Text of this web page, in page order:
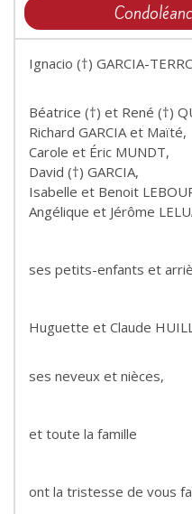
Ignacio (†) GARCIA-
Béatrice (†) et René (†)
Richard GARCIA et Maïté,
Carole et Éric MUNDT,
David (†) GARCIA,
Isabelle et Benoit
Angélique et Jérôme
ses petits-enfants et
Huguette et Claude
ses neveux et nièces,
et toute la famille
ont la tristesse de vous